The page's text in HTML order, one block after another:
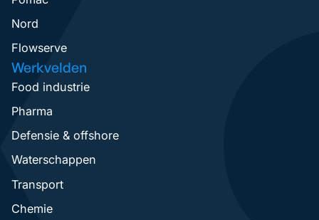
Nord
Flowserve
Werkvelden
Food industrie
Pharma
Defensie & offshore
Waterschappen
Transport
Chemie